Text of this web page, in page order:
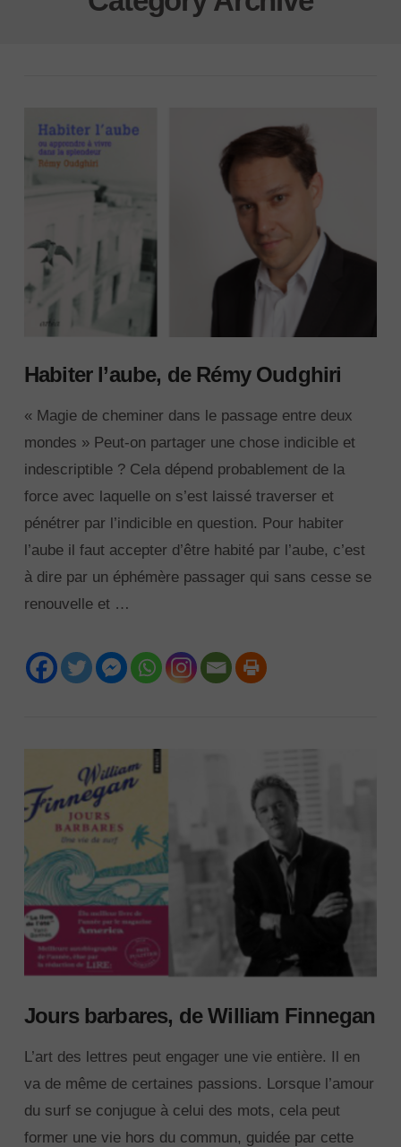
VIEW POST
Habiter l’aube, de Rémy Oudghiri
« Magie de cheminer dans le passage entre deux
mondes » Peut-on partager une chose indicible et
indescriptible ? Cela dépend probablement de la
force avec laquelle on s’est laissé traverser et
pénétrer par l’indicible en question. Pour habiter
l’aube il faut accepter d’être habité par l’aube, c’est
à dire par un éphémère passager qui sans cesse se
renouvelle et …
Jours barbares, de William Finnegan
L’art des lettres peut engager une vie entière. Il en
va de même de certaines passions. Lorsque l’amour
du surf se conjugue à celui des mots, cela peut
former une vie hors du commun, guidée par cette